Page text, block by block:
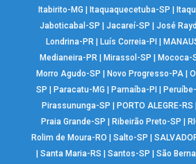
Itabirito-MG
Itaquaquecetuba-SP
Jaboticabal-SP
Jacareí-SP José
Londrina-PR| Luís Correia-PI
Medianeira-PR
Mirassol-SP Mococa-
Morro Agudo-SP
Novo Progresso-PA |
SP
Paracatu-MG Parnaíba-PI
Pirassununga-SP
PORTO ALEGRE-RS
Praia Grande-SP
Ribeirão Preto-SP
Rolim de Moura-RO
Salto-SP
|Santa Maria-RS |Santos-SP |São